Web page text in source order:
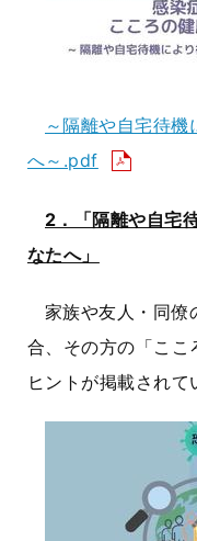
～隔離や自宅待機
へ～.pdf
2．「隔離や自宅
なたへ」
家族や友人・同僚
合、その方の「ここ
ヒントが掲載されて